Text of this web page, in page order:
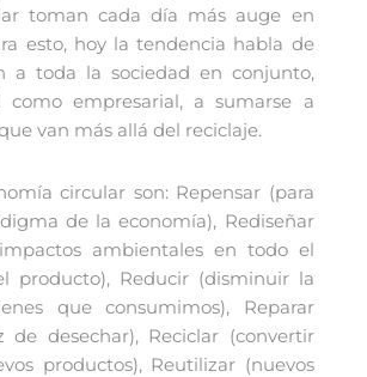
toman cada día más auge en
esto, hoy la tendencia habla de
a toda la sociedad en conjunto,
como empresarial, a sumarse a
van más allá del reciclaje.
circular son: Repensar (para
de la economía), Rediseñar
ambientales en todo el
producto), Reducir (disminuir la
que consumimos), Reparar
de desechar), Reciclar (convertir
productos), Reutilizar (nuevos